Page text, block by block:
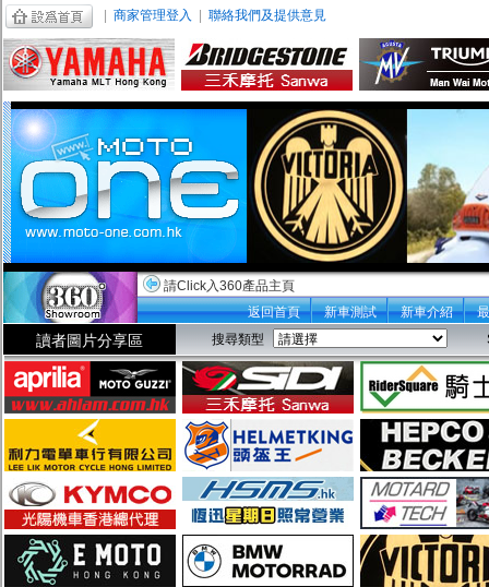
商家管理登入 聯絡我們及提供意見
請Click入360產品主頁
返回首頁
新車測試 新車介紹
讀者圖片分享區 搜尋類型